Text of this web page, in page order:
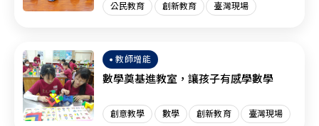
公民教育 創新教育 臺灣現場
教師增能
數學奠基進教室，讓孩子有感學數學
創意教學 數學 創新教育 臺灣現場